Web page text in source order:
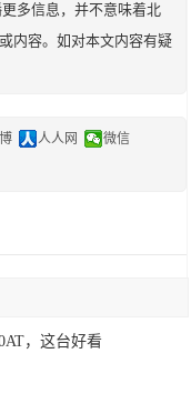
多信息，并不意味着北
内容。如对本文内容有疑
人人网
微信
，这台好看